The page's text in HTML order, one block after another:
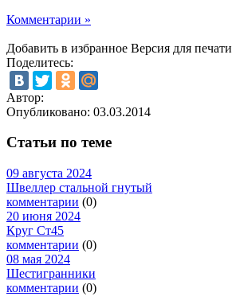
Комментарии »
Добавить в избранное Версия для печати
Поделитесь:
Автор:
Опубликовано: 03.03.2014
Статьи по теме
09 августа 2024
Швеллер стальной гнутый
комментарии (0)
20 июня 2024
Круг Ст45
комментарии (0)
08 мая 2024
Шестигранники
комментарии (0)